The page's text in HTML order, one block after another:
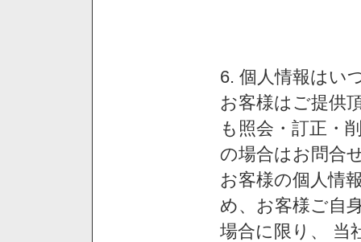
6. 個人情報はい
お客様はご提供
も照会・訂正・
の場合はお問合
お客様の個人情
め、お客様ご自
場合に限り、 当